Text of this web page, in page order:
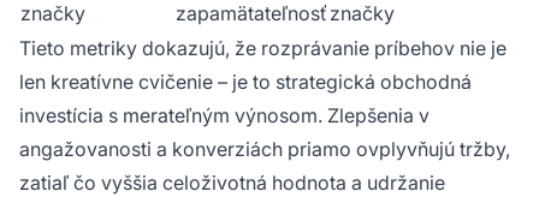
značky
zapamätateľnosť značky
Tieto metriky dokazujú, že rozprávanie príbehov nie je
len kreatívne cvičenie – je to strategická obchodná
investícia s merateľným výnosom. Zlepšenia v
angažovanosti a konverziách priamo ovplyvňujú tržby,
zatiaľ čo vyššia celoživotná hodnota a udržanie